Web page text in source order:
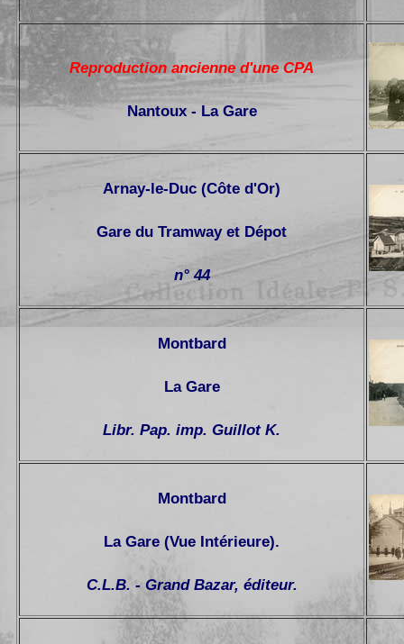
Reproduction ancienne d'une CPA
Nantoux - La Gare
Arnay-le-Duc (Côte d'Or)
Gare du Tramway et Dépot
n° 44
Montbard
La Gare
Libr. Pap. imp. Guillot K.
Montbard
La Gare (Vue Intérieure).
C.L.B. - Grand Bazar, éditeur.